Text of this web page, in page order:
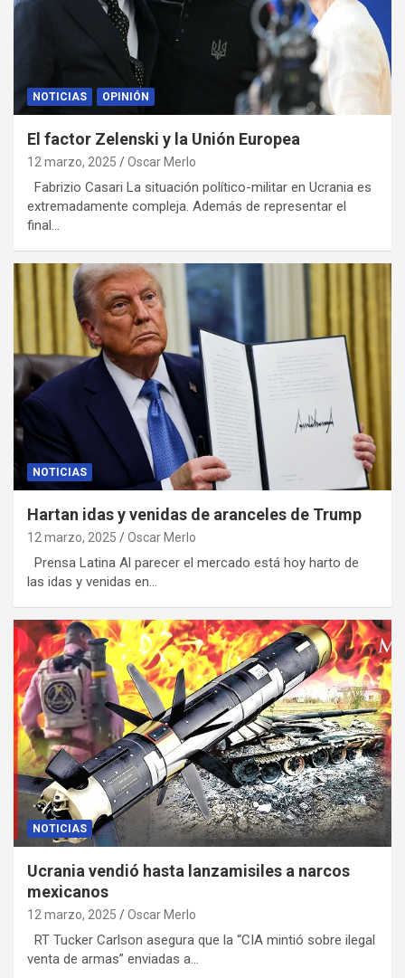
NOTICIAS OPINIÓN
El factor Zelenski y la Unión Europea
12 marzo, 2025 Oscar Merlo
Fabrizio Casari La situación político-militar en Ucrania es
extremadamente compleja. Además de representar el
final…
NOTICIAS
Hartan idas y venidas de aranceles de Trump
12 marzo, 2025 Oscar Merlo
Prensa Latina Al parecer el mercado está hoy harto de
las idas y venidas en…
NOTICIAS
Ucrania vendió hasta lanzamisiles a narcos
mexicanos
12 marzo, 2025 Oscar Merlo
RT Tucker Carlson asegura que la “CIA mintió sobre ilegal
venta de armas” enviadas a…